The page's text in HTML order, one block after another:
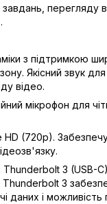
завдань, перегляду
з підтримкою
Якісний звук
відео.
мікрофон для
HD (720p).
3 (USB-
Thunderbolt 3
даних і можливість